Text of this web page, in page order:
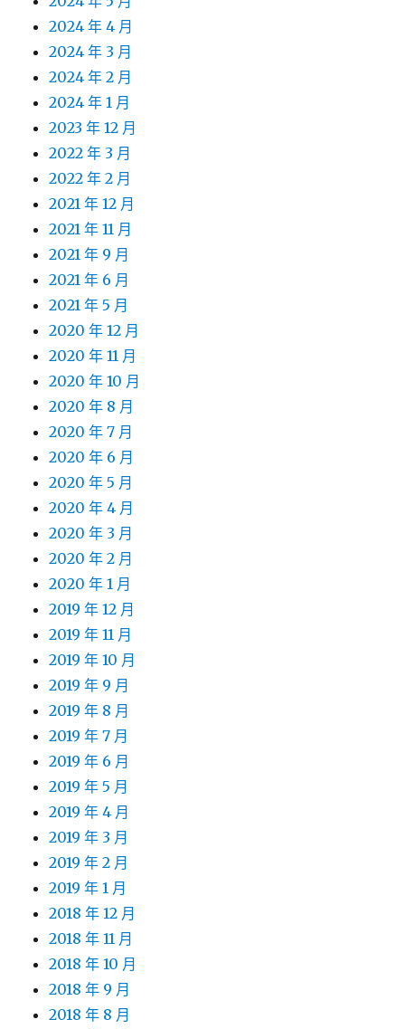
2024 年 4 月
2024 年 3 月
2024 年 2 月
2024 年 1 月
2023 年 12 月
2022 年 3 月
2022 年 2 月
2021 年 12 月
2021 年 11 月
2021 年 9 月
2021 年 6 月
2021 年 5 月
2020 年 12 月
2020 年 11 月
2020 年 10 月
2020 年 8 月
2020 年 7 月
2020 年 6 月
2020 年 5 月
2020 年 4 月
2020 年 3 月
2020 年 2 月
2020 年 1 月
2019 年 12 月
2019 年 11 月
2019 年 10 月
2019 年 9 月
2019 年 8 月
2019 年 7 月
2019 年 6 月
2019 年 5 月
2019 年 4 月
2019 年 3 月
2019 年 2 月
2019 年 1 月
2018 年 12 月
2018 年 11 月
2018 年 10 月
2018 年 9 月
2018 年 8 月